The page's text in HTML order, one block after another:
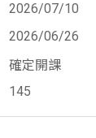
2026/07/10
2026/06/26
確定開課
145